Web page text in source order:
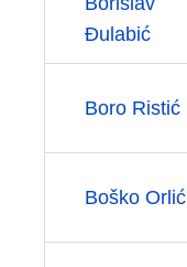
Đulabić
Boro Ristić
Boško Orlić